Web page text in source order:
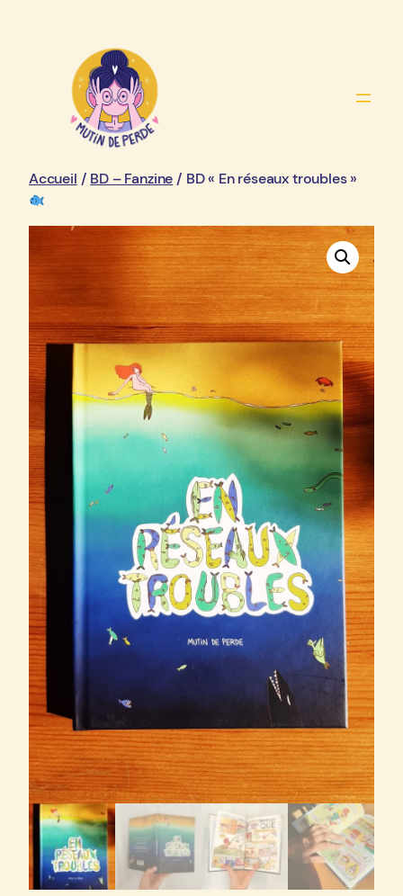
Accueil / BD – Fanzine / BD « En réseaux troubles »